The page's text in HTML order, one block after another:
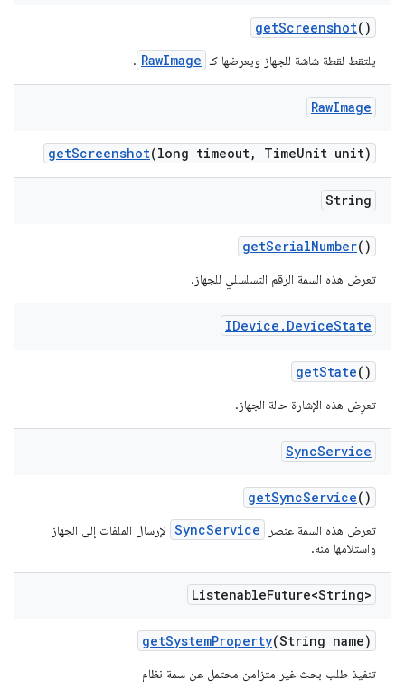
getScreenshot()
يلتقط لقطة شاشة للجهاز ويعرضها كـ RawImage
.
RawImage
getScreenshot(long timeout, TimeUnit unit)
String
getSerialNumber()
تعرض هذه السمة الرقم التسلسلي للجهاز.
IDevice . DeviceState
getState()
تعرِض هذه الإشارة حالة الجهاز.
SyncService
getSyncService()
تعرض هذه السمة عنصر SyncService لإرسال الملفات إلى الجهاز
واستلامها منه.
ListenableFuture<String>
getSystemProperty(String name)
تنفيذ طلب بحث غير متزامن محتمل عن سمة نظام